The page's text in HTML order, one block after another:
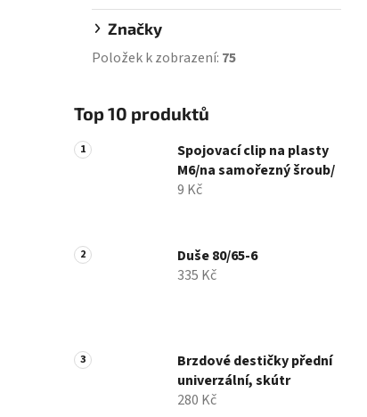
Značky
Položek k zobrazení: 75
Top 10 produktů
Spojovací clip na plasty
M6/na samořezný šroub/
9 Kč
Duše 80/65-6
335 Kč
Brzdové destičky přední
univerzální, skútr
280 Kč